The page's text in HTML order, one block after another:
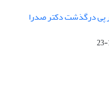
پی درگذشت دکتر صدرا